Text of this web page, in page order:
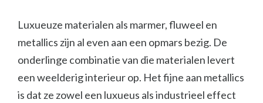
Luxueuze materialen als marmer, fluweel en
metallics zijn al even aan een opmars bezig. De
onderlinge combinatie van die materialen levert
een weelderig interieur op. Het fijne aan metallics
is dat ze zowel een luxueus als industrieel effect